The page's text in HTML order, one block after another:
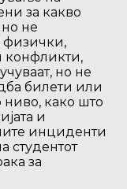
за какво
не
физички,
конфликти,
но не
билети или
како што
и
инциденти
студентот
за